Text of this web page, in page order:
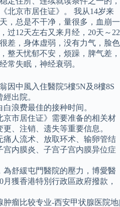
北京市居住证》。 我从14岁来
，总是不干净，量很多，血崩一
过12天左右又来月经，20天～22
差，身体虚弱，没有力气，脸色
整天忧郁不安，烦躁，脾气差，
常失眠，神经衰弱。
因中風入住醫院5樓5N及8樓8S
出院。
浪费最佳的接种时间。
京市居住证》需要准备的相关材
、注销、遗失等重要信息。
痛人流术、放取环术、输卵管结
内膜炎、子宫子宫内膜异位症
為舒緩屯門醫院的壓力，博愛醫
月獲香港特別行政區政府撥款，
瘤比较专业-西安甲状腺医院地|